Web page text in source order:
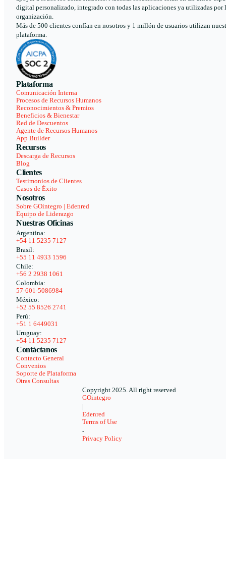
digital personalizado, integrado con todas las aplicaciones ya utilizadas por
organización.
Más de 500 clientes confían en nosotros y 1 millón de usuarios utilizan
plataforma.
Plataforma
Comunicación Interna
Procesos de Recursos Humanos
Reconocimientos & Premios
Beneficios & Bienestar
Red de Descuentos
Agente de Recursos Humanos
App Builder
Recursos
Descarga de Recursos
Blog
Clientes
Testimonios de Clientes
Casos de Éxito
Nosotros
Sobre GOintegro | Edenred
Equipo de Liderazgo
Nuestras Oficinas
Argentina:
+54 11 5235 7127
Brasil:
+55 11 4933 1596
Chile:
+56 2 2938 1061
Colombia:
57-601-5086984
México:
+52 55 8526 2741
Perú:
+51 1 6449031
Uruguay:
+54 11 5235 7127
Contáctanos
Contacto General
Convenios
Soporte de Plataforma
Otras Consultas
Copyright 2025. All right reserved
GOintegro
Edenred
Terms of Use
-
Privacy Policy